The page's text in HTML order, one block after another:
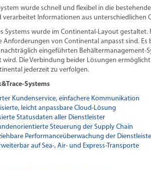
wurde schnell und flexibel in die
verarbeitet Informationen aus unterschiedlichen
Systems wurde im Continental-Layout
Anforderungen von Continental anpasst sind. Es
eingeführten Behältermanagement-
wird. Die Verbindung beider Lösungen
jederzeit zu verfolgen.
Systems
Kundenservice, einfachere Kommunikation
leicht anpassbare Cloud-Lösung
Statusdaten aller Dienstleister
Steuerung der Supply Chain
Performanceüberwachung der
auf Sea-, Air- und Express-Transporte